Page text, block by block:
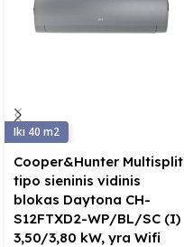
40
Cooper&Hunter Multisplit
tipo sieninis vidinis
blokas Daytona CH-
S12FTXD2-WP/BL/SC (I)
3,50/3,80 kW, yra Wifi